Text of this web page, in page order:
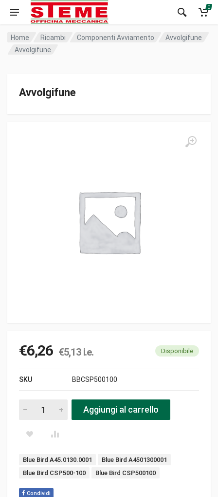
0
Home Ricambi Componenti Avviamento
Avvolgifune
Avvolgifune
Avvolgifune
€6,26 €5,13i.e. Disponibile
SKU BBCSP500100
Aggiungi al carrello
Tags:
Blue Bird A45.0130.0001
Blue Bird A4501300001
Blue Bird CSP500-100
Blue Bird CSP500100
Condividi